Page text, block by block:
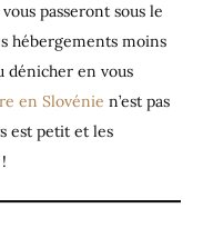
passeront sous le
hébergements moins
dénicher en vous
en Slovénie n’est pas
est petit et les